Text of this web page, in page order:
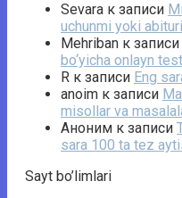
Sevara к записи
uchunmi yoki
Mehriban к записи
bo‘yicha onlayn test
R к записи Eng
anoim к записи
misollar va
Аноним к записи
sara 100 ta tez
Sayt bo’limlari